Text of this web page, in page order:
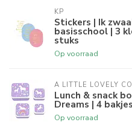
KP
Stickers | Ik
basisschool | 3
stuks
Op voorraad
A LITTLE LOVELY
Lunch & snack
Dreams | 4 bakjes
Op voorraad